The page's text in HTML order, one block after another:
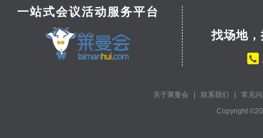
一站式会议活动服务平台
找场地
关于莱曼会 联系我们
常见
Copyright